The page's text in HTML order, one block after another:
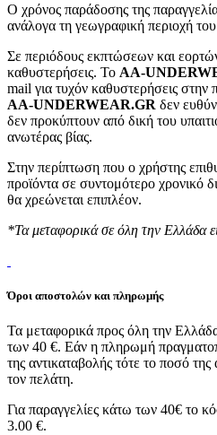
Ο χρόνος παράδοσης της
ανάλογα τη γεωγραφική περιοχή
Σε περιόδους εκπτώσεων και
καθυστερήσεις. Το AA-
mail για τυχόν καθυστερήσεις στην
AA-UNDERWEAR.GR δεν
δεν προκύπτουν από δική του
ανωτέρας βίας.
Στην περίπτωση που ο χρήστης
προϊόντα σε συντομότερο χρονικό
θα χρεώνεται επιπλέον.
*Τα μεταφορικά σε όλη την Ελλάδα
Όροι αποστολών και πληρωμής
Τα μεταφορικά προς όλη την
των 40 €. Εάν η πληρωμή
της αντικαταβολής τότε το ποσό της
τον πελάτη.
Για παραγγελίες κάτω των 40€ το
3.00 €.